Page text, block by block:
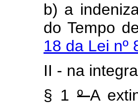
b) a
do Tempo
18 da Lei nº
II - na
§ 1 ºA